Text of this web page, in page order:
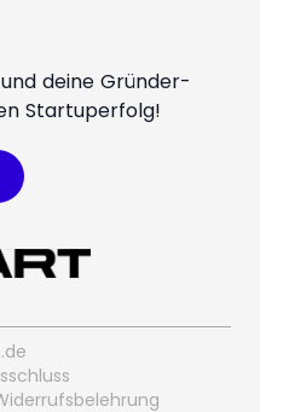
deine Gründer-
Startuperfolg!